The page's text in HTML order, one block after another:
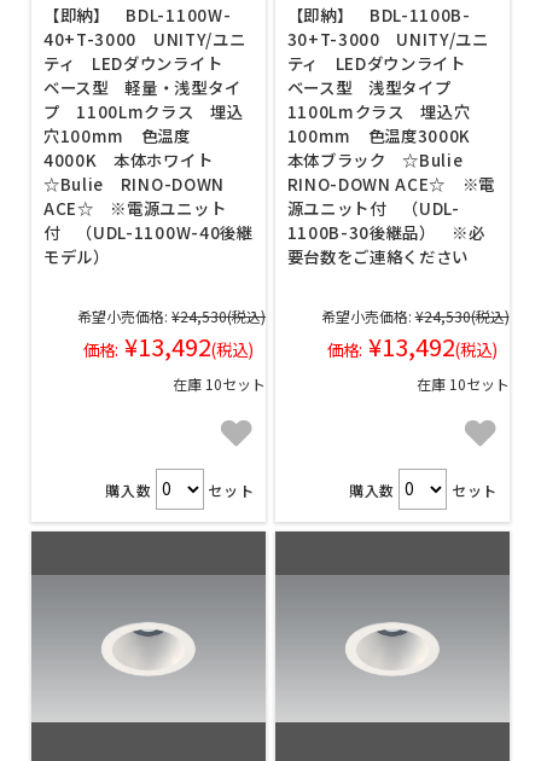
【即納】 BDL-1100W-
40+T-3000 UNITY/ユニ
ティ LEDダウンライト
ベース型 軽量・浅型タイ
プ 1100Lmクラス 埋込
穴100mm 色温度
4000K 本体ホワイト
☆Bulie RINO-DOWN
ACE☆ ※電源ユニット
付 （UDL-1100W-40後継
モデル）
希望小売価格: ¥24,530(税込)
価格: ¥13,492(税込)
在庫 10セット
購入数 セット
【即納】 BDL-1100B-
30+T-3000 UNITY/ユニ
ティ LEDダウンライト
ベース型 浅型タイプ
1100Lmクラス 埋込穴
100mm 色温度3000K
本体ブラック ☆Bulie
RINO-DOWN ACE☆ ※電
源ユニット付 （UDL-
1100B-30後継品） ※必
要台数をご連絡ください
希望小売価格: ¥24,530(税込)
価格: ¥13,492(税込)
在庫 10セット
購入数 セット